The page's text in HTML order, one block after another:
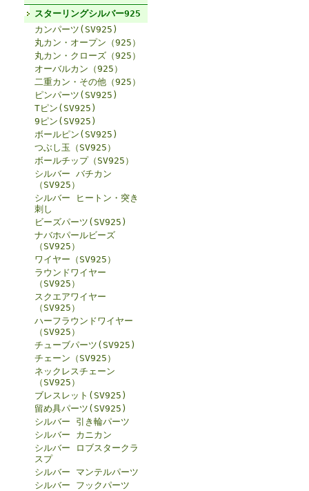
スターリングシルバー925
カンパーツ(SV925)
丸カン・オープン（925）
丸カン・クローズ（925）
オーバルカン（925）
二重カン・その他（925）
ピンパーツ(SV925)
Tピン(SV925)
9ピン(SV925)
ボールピン(SV925)
つぶし玉（SV925）
ボールチップ（SV925）
シルバー バチカン
（SV925）
シルバー ヒートン・突き
刺し
ビーズパーツ(SV925)
ナバホパールビーズ
（SV925）
ワイヤー（SV925）
ラウンドワイヤー
（SV925）
スクエアワイヤー
（SV925）
ハーフラウンドワイヤー
（SV925）
チューブパーツ(SV925)
チェーン（SV925）
ネックレスチェーン
（SV925）
ブレスレット(SV925)
留め具パーツ(SV925)
シルバー 引き輪パーツ
シルバー カニカン
シルバー ロブスタークラ
スプ
シルバー マンテルパーツ
シルバー フックパーツ